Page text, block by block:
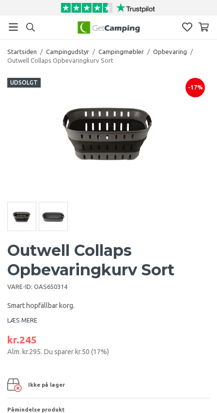
Startsiden / Campingudstyr / Campingmøbler / Opbevaring
/
Outwell Collaps Opbevaringkurv Sort
UDSOLGT
-17%
Outwell Collaps
Opbevaringkurv Sort
VARE-ID: OAS650314
Smart hopfällbar korg.
LÆS MERE
kr.245
Alm. kr.295. Du sparer kr.50 (17%)
Ikke på lager
Påmindelse produkt